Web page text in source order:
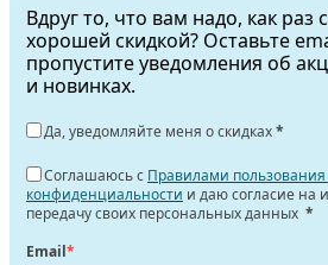
Вдруг то, что вам надо, как раз
хорошей скидкой? Оставьте
пропустите уведомления об
и новинках.
Да, уведомляйте меня о скидках*
Соглашаюсь с Правилами
конфиденциальности и даю согласие на
передачу своих персональных данных *
Email*